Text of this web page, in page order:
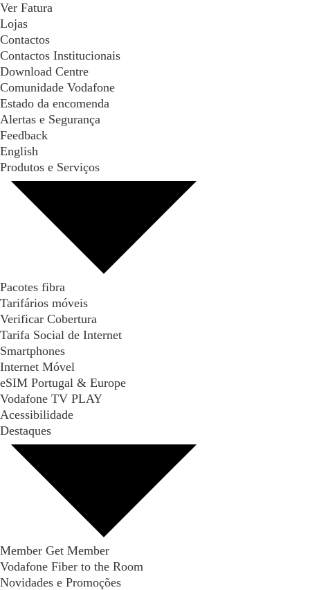
Ver Fatura
Lojas
Contactos
Contactos Institucionais
Download Centre
Comunidade Vodafone
Estado da encomenda
Alertas e Segurança
Feedback
English
Produtos e Serviços
Pacotes fibra
Tarifários móveis
Verificar Cobertura
Tarifa Social de Internet
Smartphones
Internet Móvel
eSIM Portugal & Europe
Vodafone TV PLAY
Acessibilidade
Destaques
Member Get Member
Vodafone Fiber to the Room
Novidades e Promoções